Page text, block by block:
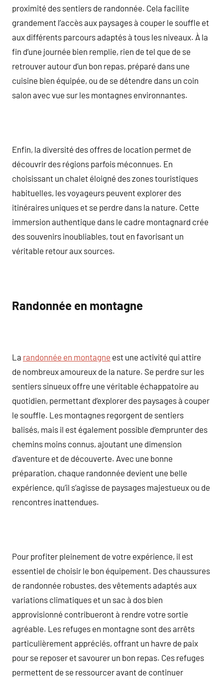
proximité des sentiers de randonnée. Cela facilite
grandement l’accès aux paysages à couper le souffle et
aux différents parcours adaptés à tous les niveaux. À la
fin d’une journée bien remplie, rien de tel que de se
retrouver autour d’un bon repas, préparé dans une
cuisine bien équipée, ou de se détendre dans un coin
salon avec vue sur les montagnes environnantes.
Enfin, la diversité des offres de location permet de
découvrir des régions parfois méconnues. En
choisissant un chalet éloigné des zones touristiques
habituelles, les voyageurs peuvent explorer des
itinéraires uniques et se perdre dans la nature. Cette
immersion authentique dans le cadre montagnard crée
des souvenirs inoubliables, tout en favorisant un
véritable retour aux sources.
Randonnée en montagne
La randonnée en montagne est une activité qui attire
de nombreux amoureux de la nature. Se perdre sur les
sentiers sinueux offre une véritable échappatoire au
quotidien, permettant d’explorer des paysages à couper
le souffle. Les montagnes regorgent de sentiers
balisés, mais il est également possible d’emprunter des
chemins moins connus, ajoutant une dimension
d’aventure et de découverte. Avec une bonne
préparation, chaque randonnée devient une belle
expérience, qu’il s’agisse de paysages majestueux ou de
rencontres inattendues.
Pour profiter pleinement de votre expérience, il est
essentiel de choisir le bon équipement. Des chaussures
de randonnée robustes, des vêtements adaptés aux
variations climatiques et un sac à dos bien
approvisionné contribueront à rendre votre sortie
agréable. Les refuges en montagne sont des arrêts
particulièrement appréciés, offrant un havre de paix
pour se reposer et savourer un bon repas. Ces refuges
permettent de se ressourcer avant de continuer